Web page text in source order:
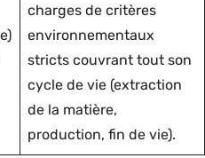
charges de critères
environnementaux
stricts couvrant tout son
cycle de vie (extraction
de la matière,
production, fin de vie).